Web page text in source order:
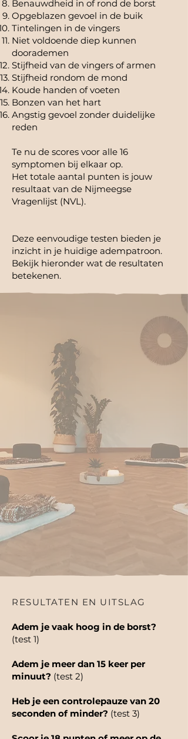
Benauwdheid in of rond de borst
Opgeblazen gevoel in de buik
Tintelingen in de vingers
Niet voldoende diep kunnen
doorademen
Stijfheid van de vingers of armen
Stijfheid rondom de mond
Koude handen of voeten
Bonzen van het hart
Angstig gevoel zonder duidelijke
reden
Te nu de scores voor alle 16
symptomen bij elkaar op.
Het totale aantal punten is jouw
resultaat van de Nijmeegse
Vragenlijst (NVL).
Deze eenvoudige testen bieden je
inzicht in je huidige adempatroon.
Bekijk hieronder wat de resultaten
betekenen.
RESULTATEN EN UITSLAG
Adem je vaak hoog in de borst?
(test 1)
Adem je meer dan 15 keer per
minuut? (test 2)
Heb je een controlepauze van 20
seconden of minder? (test 3)